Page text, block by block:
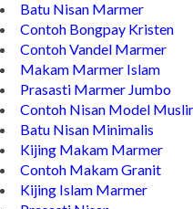
Wastafel Batu Kali
Batu Nisan Marmer
Contoh Bongpay Kristen
Contoh Vandel Marmer
Makam Marmer Islam
Prasasti Marmer Jumbo
Contoh Nisan Model Muslim
Batu Nisan Minimalis
Kijing Makam Marmer
Contoh Makam Granit